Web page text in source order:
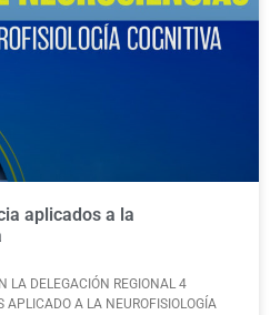
aplicados a la
LA DELEGACIÓN REGIONAL 4
APLICADO A LA NEUROFISIOLOGÍA